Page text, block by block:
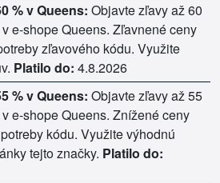
% v Queens: Objavte zľavy až 60
e-shope Queens. Zľavnené ceny
zľavového kódu. Využite
Platilo do: 4.8.2026
% v Queens: Objavte zľavy až 55
e-shope Queens. Znížené ceny
kódu. Využite výhodnú
tejto značky. Platilo do: